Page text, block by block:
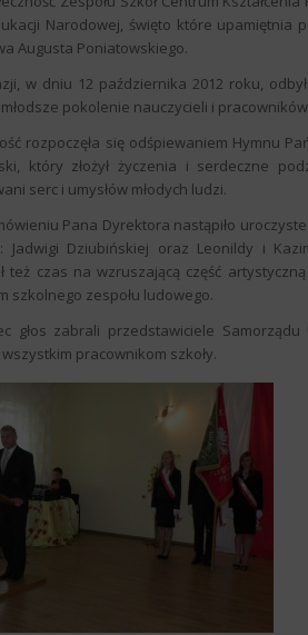
Narodowej, święto które upamiętnia
Augusta Poniatowskiego.
w dniu 12 października 2012 roku,
pokolenie nauczycieli i
rozpoczęła się odśpiewaniem Hymnu
który złożył życzenia i serdeczne
serc i umysłów młodych ludzi.
Pana Dyrektora nastąpiło
Jadwigi Dziubińskiej oraz Leonildy i
też czas na wzruszającą część
szkolnego zespołu ludowego.
głos zabrali przedstawiciele
pracownikom szkoły.